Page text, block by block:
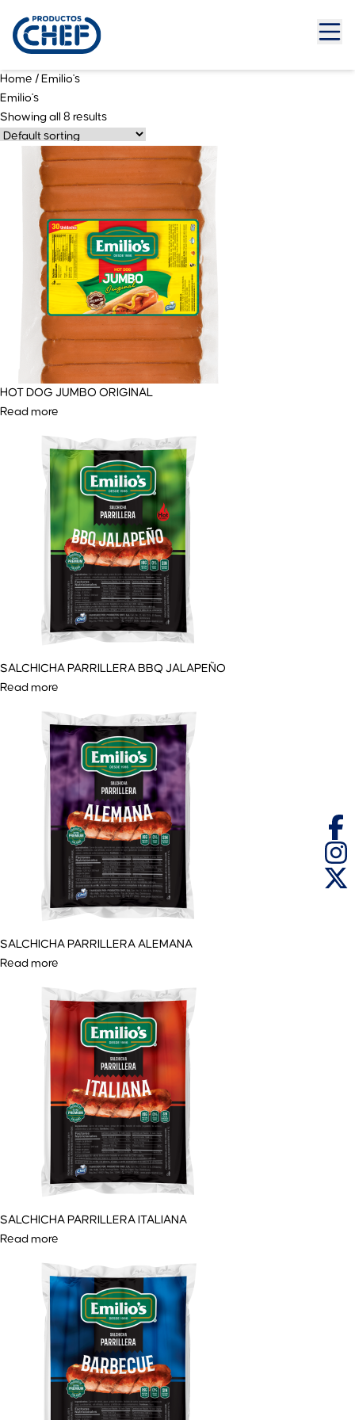
Home / Emilio's
Emilio's
Showing all 8 results
HOT DOG JUMBO ORIGINAL
Read more
SALCHICHA PARRILLERA BBQ JALAPEÑO
Read more
SALCHICHA PARRILLERA ALEMANA
Read more
SALCHICHA PARRILLERA ITALIANA
Read more